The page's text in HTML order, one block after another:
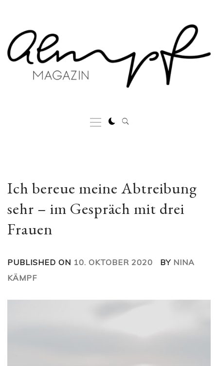
content
Primary
Menu
Ich bereue meine Abtreibung
sehr – im Gespräch mit drei
Frauen
PUBLISHED ON 10. OKTOBER 2020 BY NINA
KÄMPF